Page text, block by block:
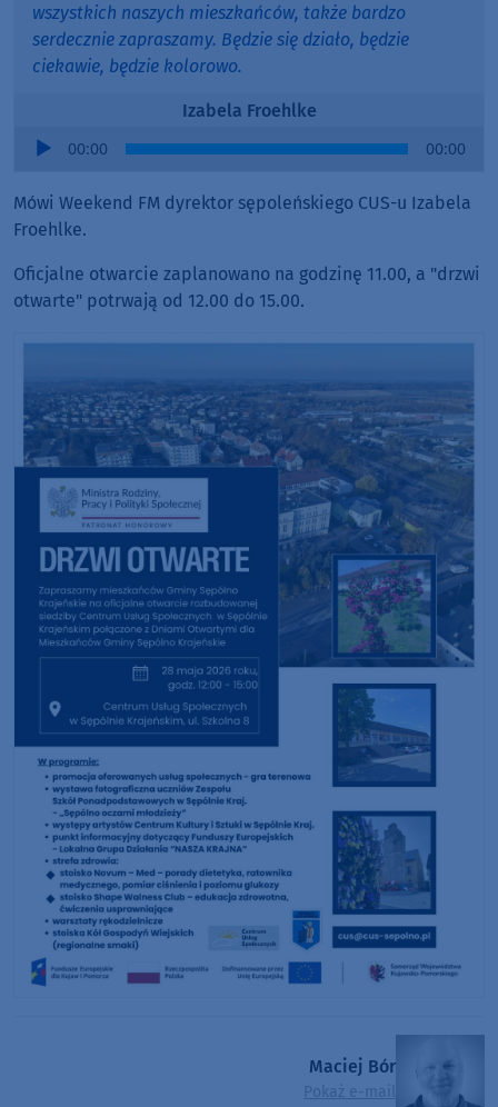
wszystkich naszych mieszkańców, także bardzo
serdecznie zapraszamy. Będzie się działo, będzie
ciekawie, będzie kolorowo.
Izabela Froehlke
Audio
00:00 00:00
Mówi Weekend FM dyrektor sępoleńskiego CUS-u Izabela
Froehlke.
Oficjalne otwarcie zaplanowano na godzinę 11.00, a "drzwi
otwarte" potrwają od 12.00 do 15.00.
Maciej Bór
Pokaż e-mail